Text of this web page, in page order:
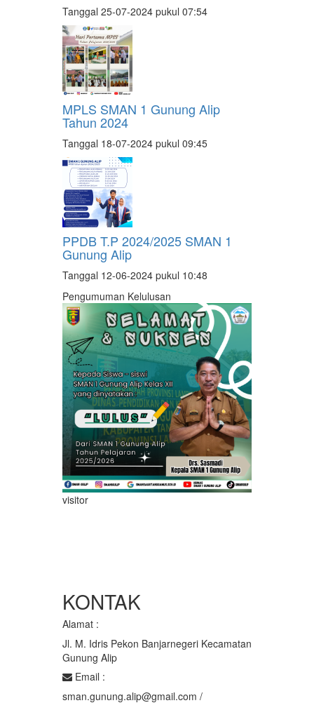
Tanggal 25-07-2024 pukul 07:54
MPLS SMAN 1 Gunung Alip
Tahun 2024
Tanggal 18-07-2024 pukul 09:45
PPDB T.P 2024/2025 SMAN 1
Gunung Alip
Tanggal 12-06-2024 pukul 10:48
Pengumuman Kelulusan
visitor
KONTAK
Alamat :
Jl. M. Idris Pekon Banjarnegeri Kecamatan
Gunung Alip
Email :
sman.gunung.alip@gmail.com /